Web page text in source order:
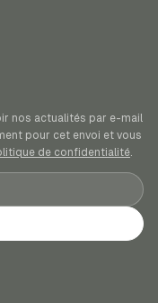
nos actualités par e-mail
pour cet envoi et vous
de confidentialité.